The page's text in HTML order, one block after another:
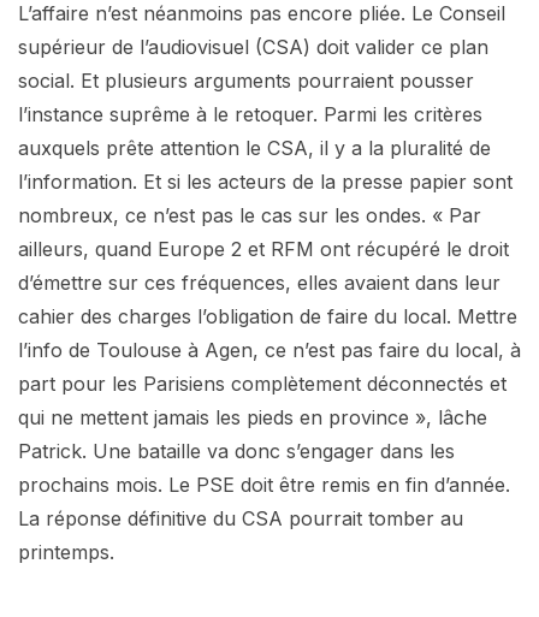
L’affaire n’est néanmoins pas encore pliée. Le Conseil
supérieur de l’audiovisuel (CSA) doit valider ce plan
social. Et plusieurs arguments pourraient pousser
l’instance suprême à le retoquer. Parmi les critères
auxquels prête attention le CSA, il y a la pluralité de
l’information. Et si les acteurs de la presse papier sont
nombreux, ce n’est pas le cas sur les ondes. « Par
ailleurs, quand Europe 2 et RFM ont récupéré le droit
d’émettre sur ces fréquences, elles avaient dans leur
cahier des charges l’obligation de faire du local. Mettre
l’info de Toulouse à Agen, ce n’est pas faire du local, à
part pour les Parisiens complètement déconnectés et
qui ne mettent jamais les pieds en province », lâche
Patrick. Une bataille va donc s’engager dans les
prochains mois. Le PSE doit être remis en fin d’année.
La réponse définitive du CSA pourrait tomber au
printemps.